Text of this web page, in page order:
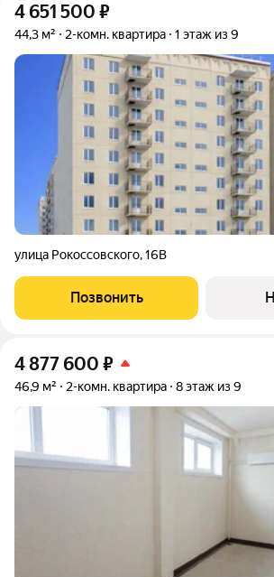
4 651 500 ₽
44,3 м² 2-комн. квартира 1 этаж из 9
улица Рокоссовского,16В
Позвонить
4 877 600 ₽
46,9 м² 2-комн. квартира 8 этаж из 9